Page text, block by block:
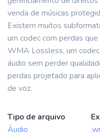
venda de músicas
Existem muitos
um codec com perdas
WMA Lossless, um
áudio sem perder
perdas projetado para
de voz.
Tipo de arquivo
Áudio